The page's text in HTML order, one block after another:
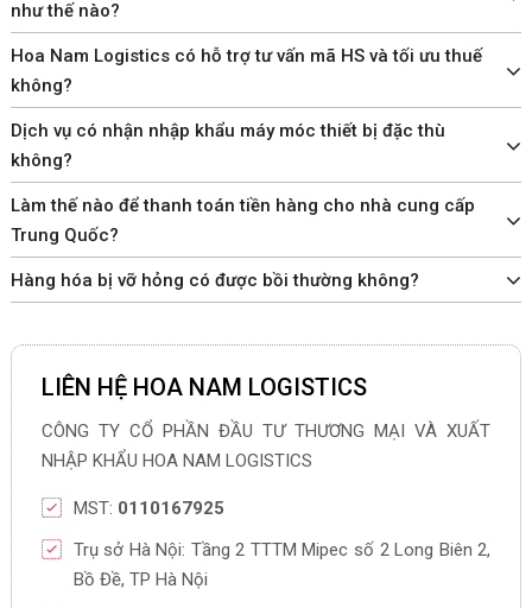
như thế nào?
Hoa Nam Logistics có hỗ trợ tư vấn mã HS và tối ưu thuế
không?
Dịch vụ có nhận nhập khẩu máy móc thiết bị đặc thù
không?
Làm thế nào để thanh toán tiền hàng cho nhà cung cấp
Trung Quốc?
Hàng hóa bị vỡ hỏng có được bồi thường không?
LIÊN HỆ HOA NAM LOGISTICS
CÔNG TY CỔ PHẦN ĐẦU TƯ THƯƠNG MẠI VÀ XUẤT
NHẬP KHẨU HOA NAM LOGISTICS
MST: 0110167925
Trụ sở Hà Nội: Tầng 2 TTTM Mipec số 2 Long Biên 2,
Bồ Đề, TP Hà Nội